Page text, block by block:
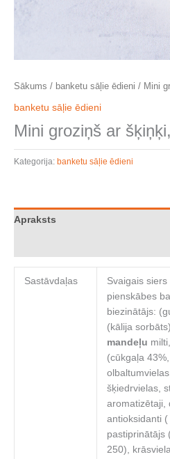
Sākums / banketu sāļie ēdieni / Mini
banketu sāļie ēdieni
Mini groziņš ar
Kategorija: banketu sāļie ēdieni
Apraksts
Sastāvdaļas Svaigais siers
pienskābes
biezinātājs:
(kālija
mandeļu
(cūkgaļa
šķiedrvielas,
aromatizētaji,
antioksidanti
pastiprinātājs
250),